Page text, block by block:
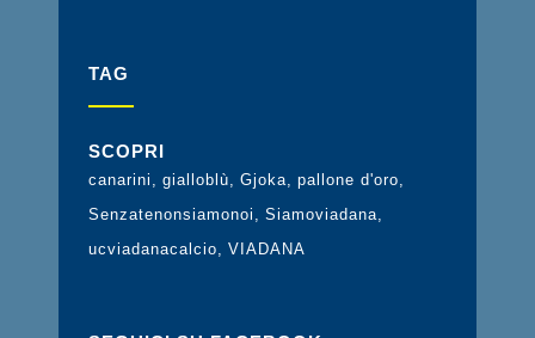
TAG
SCOPRI
canarini gialloblù Gjoka pallone d'oro
Senzatenonsiamonoi
Siamoviadana
ucviadanacalcio
VIADANA